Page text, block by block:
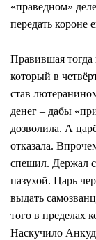
«праведном»
передать короне
Правившая тогда
который в
став
денег – дабы
дозволила. А
отказала.
спешил. Держал
пазухой. Царь
выдать
того в пределах
Наскучило